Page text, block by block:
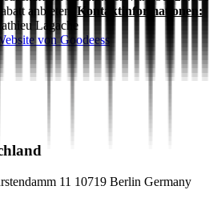
anbieten. Kontaktinformationen:
Lagache
von Goodeess
11 10719 Berlin Germany